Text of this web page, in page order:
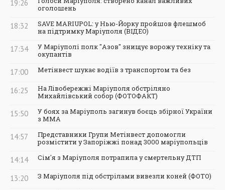
19:26
оголошень
18:32
SAVE MARIUPOL: у Нью-Йорку пройшов флешмоб
на підтримку Маріуполя (ВІДЕО)
17:34
У Маріуполі полк "Азов" знищує ворожу техніку та
окупантів
17:00 Метінвест шукає водіїв з транспортом та без
16:25
На Лівобережжі Маріуполя обстріляно
Михайлівський собор (ФОТОФАКТ)
15:50
У боях за Маріуполь загинув боєць збірної України
з ММА
14:57
Представники Групи Метінвест допомогли
розмістити у Запоріжжі понад 3000 маріупольців
14:14 Сім'я з Маріуполя потрапила у смертельну ДТП
13:20 З Маріуполя під обстрілами вивезли коней (ФОТО)